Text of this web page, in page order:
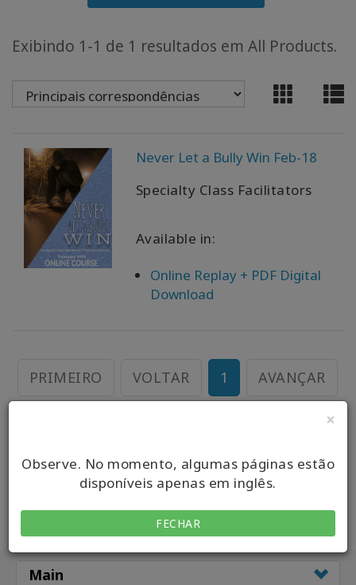
×
Observe. No momento, algumas páginas estão
disponíveis apenas em inglês.
FECHAR
MEMBERSHIPS
ACCESSORIES
BUSINESS
ADV
SEARCH
Exibir
tópicos
por
PESQUISAR
Exibindo 1-1 de 1 resultados em All Products.
Never Let a Bully Win Feb-18
Specialty Class Facilitators
Available in:
Online Replay + PDF Digital
Download
PRIMEIRO VOLTAR 1 AVANÇAR
Main